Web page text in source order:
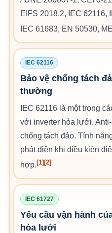
EIFS 2018.2, IEC 62116,
IEC 61683, EN 50530,
IEC 62116
Bảo vệ chống tách
thường
IEC 62116 là một trong
với inverter hòa lưới.
chống tách đảo. Tính
phát điện khi điều kiện
hợp. [1] [2]
IEC 61727
Yêu cầu vận hành
hòa lưới